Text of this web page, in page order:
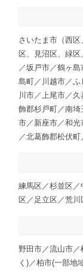
さいたま市（西
区、見沼区、緑
／坂戸市／鶴ヶ
島町／川越市／
川市／上尾市／
飾郡杉戸町／南
市／新座市／和
／北葛飾郡松伏
練馬区／杉並区
区／足立区／荒
野田市／流山市
く)／柏市(一部地